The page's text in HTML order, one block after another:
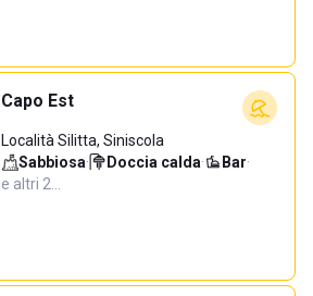
Capo Est
Località Silitta, Siniscola
Sabbiosa· Doccia calda· Bar·
e altri 2…